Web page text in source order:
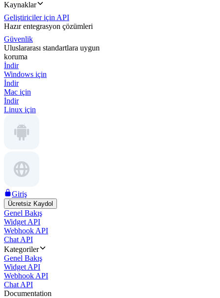
Kaynaklar
Geliştiriciler için API
Hazır entegrasyon çözümleri
Güvenlik
Uluslararası standartlara uygun
koruma
İndir
Windows için
İndir
Mac için
İndir
Linux için
Giriş
Ücretsiz Kaydol
Genel Bakış
Widget API
Webhook API
Chat API
Kategoriler
Genel Bakış
Widget API
Webhook API
Chat API
Documentation